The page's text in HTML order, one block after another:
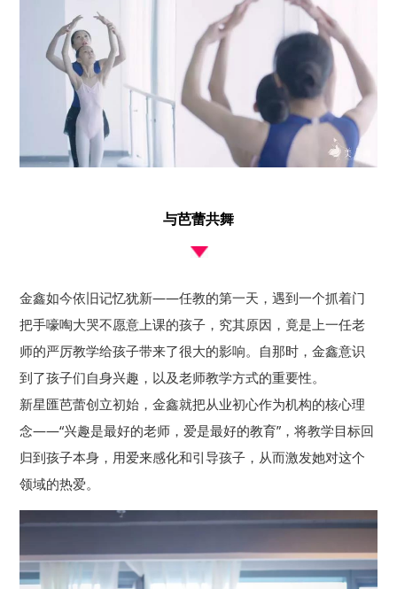
与芭蕾共舞
金鑫如今依旧记忆犹新——任教的第一天，遇到一个抓着门
把手嚎啕大哭不愿意上课的孩子，究其原因，竟是上一任老
师的严厉教学给孩子带来了很大的影响。自那时，金鑫意识
到了孩子们自身兴趣，以及老师教学方式的重要性。
新星匯芭蕾创立初始，金鑫就把从业初心作为机构的核心理
念——“兴趣是最好的老师，爱是最好的教育”，将教学目标回
归到孩子本身，用爱来感化和引导孩子，从而激发她对这个
领域的热爱。